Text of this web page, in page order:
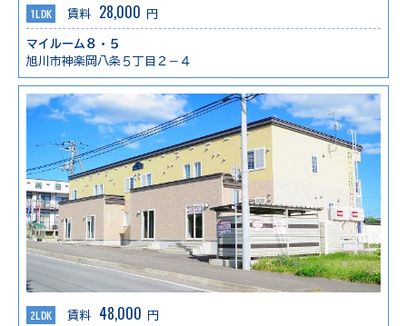
1LDK 賃料 28,000 円
マイルーム８・５
旭川市神楽岡八条５丁目２－４
2LDK 賃料 48,000 円